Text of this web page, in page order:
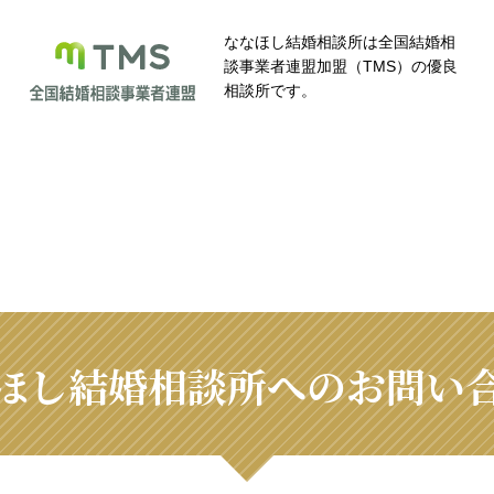
ななほし結婚相談所は全国結婚相
談事業者連盟加盟（TMS）の優良
相談所です。
し結婚相談所へのお問い